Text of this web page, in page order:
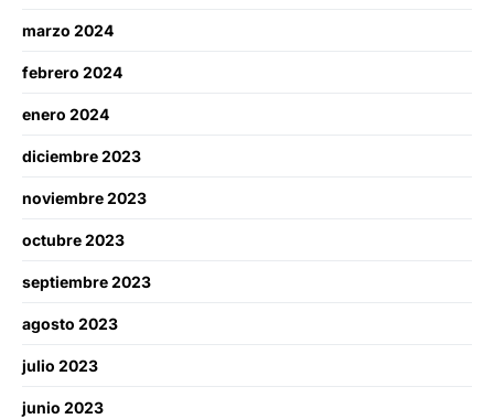
marzo 2024
febrero 2024
enero 2024
diciembre 2023
noviembre 2023
octubre 2023
septiembre 2023
agosto 2023
julio 2023
junio 2023